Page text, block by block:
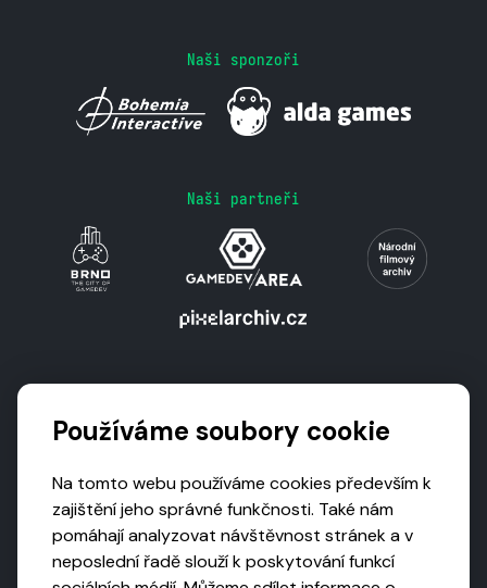
Naši sponzoři
Naši partneři
Používáme soubory cookie
Na tomto webu používáme cookies především k
zajištění jeho správné funkčnosti. Také nám
pomáhají analyzovat návštěvnost stránek a v
neposlední řadě slouží k poskytování funkcí